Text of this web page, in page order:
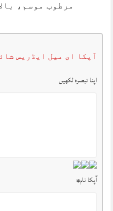
مرطوب موسم،
آپکا ای میل ایڈریس
اپنا تبصرہ لکھیں
آپکا نام*